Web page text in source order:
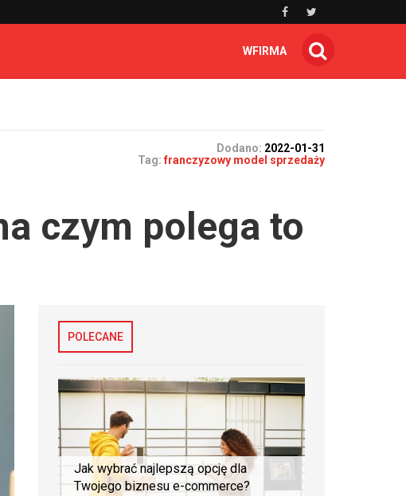
WFIRMA
Dodano: 2022-01-31
Tag: franczyzowy model sprzedaży
czym polega to
POLECANE
Jak wybrać najlepszą opcję dla
Twojego biznesu e-commerce?